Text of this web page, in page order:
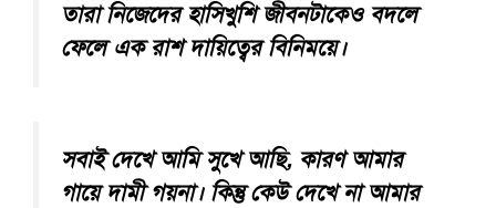
তারা নিজেদের হাসিখুশি জীবনটাকেও বদলে
ফেলে এক রাশ দায়িত্বের বিনিময়ে।
সবাই দেখে আমি সুখে আছি, কারণ আমার
গায়ে দামী গয়না। কিন্তু কেউ দেখে না আমার